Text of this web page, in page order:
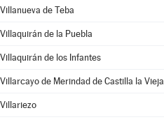
Villanueva de Teba
Villaquirán de la Puebla
Villaquirán de los Infantes
Villarcayo de Merindad de Castilla la Vieja
Villariezo